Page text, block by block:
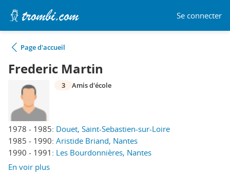
Se connecter
Page d'accueil
Frederic Martin
1978 - 1985: Douet, Saint-Sebastien-sur-Loire
1985 - 1990: Aristide Briand, Nantes
1990 - 1991: Les Bourdonnières, Nantes
En voir plus
3 Amis d'école